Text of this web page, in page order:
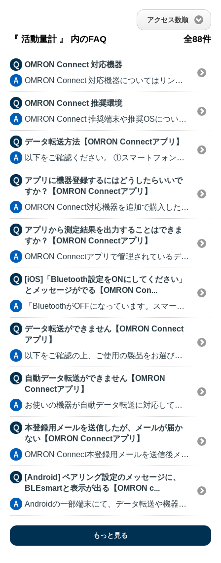
アクセス数順
『 活動量計 』 内のFAQ 全88件
OMRON Connect 対応機器
OMRON Connect 対応機器についてはリンク先...
OMRON Connect 推奨環境
OMRON Connect 推奨端末や推奨OSについて...
データ転送方法【OMRON Connectアプリ】
以下をご確認ください。 ①スマートフォン端末の「...
アプリに機器登録するにはどうしたらいいで
すか？【OMRON Connectアプリ】
OMRON Connect対応機器を追加で購入した場合...
アプリから測定結果を出力することはできま
すか？【OMRON Connectアプリ】
OMRON Connectアプリで管理されているデータ...
[iOS]「Bluetooth設定をONにしてください」
とメッセージがでる【OMRON Con...
「BluetoothがOFFになっています。スマートフ...
データ転送ができません【OMRON Connect
アプリ】
以下をご確認の上、ご使用の製品をお選びください。 ...
自動データ転送ができません【OMRON
Connectアプリ】
お使いの機器が自動データ転送に対応している機器かを確認...
本登録用メールを送信したが、メールが届か
ない【OMRON Connectアプリ】
OMRON Connect本登録用メールを送信後メール...
[Android] ペアリング設定のメッセージに、
BLEsmartと表示が出る【OMRON c...
Androidの一部端末にて、データ転送や機器登録時の...
もっと見る